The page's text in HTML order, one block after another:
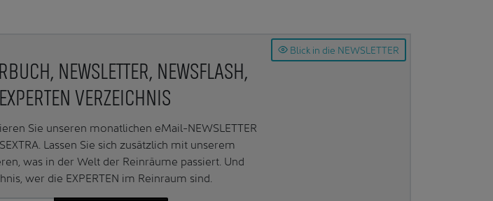
Blick in die NEWSLETTER
NEWSLETTER, NEWSFLASH,
VERZEICHNIS
Sie unseren monatlichen eMail-NEWSLETTER
Lassen Sie sich zusätzlich mit unserem
was in der Welt der Reinräume passiert. Und
wer die EXPERTEN im Reinraum sind.